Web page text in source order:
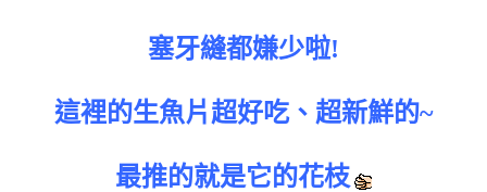
塞牙縫都嫌少啦!
這裡的生魚片超好吃、超新鮮的~
最推的就是它的花枝